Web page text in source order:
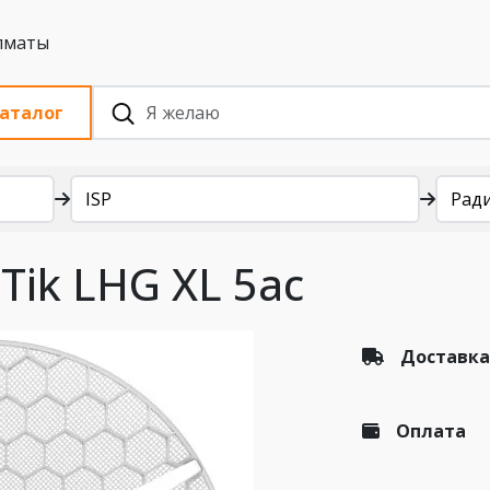
НДС, Алматы
ISP
LHG XL 5ac
Доставка
Оплата